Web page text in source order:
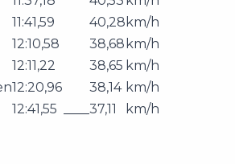
11:41,59 40,28 km/h
12:10,58 38,68 km/h
12:11,22 38,65 km/h
12:20,96 38,14 km/h
12:41,55 37,11 km/h